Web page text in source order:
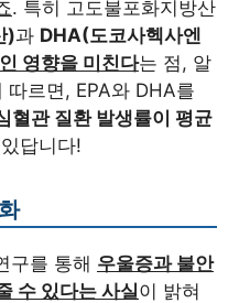
. 특히 고도불포화지방산
)과 DHA(도코사헥사엔
영향을 미친다는 점, 알
따르면, EPA와 DHA를
혈관 질환 발생률이 평균
답니다!
구를 통해 우울증과 불안
수 있다는 사실이 밝혀